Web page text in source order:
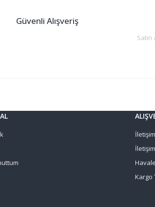
Güvenli Alışveriş
İletişim
Kargo